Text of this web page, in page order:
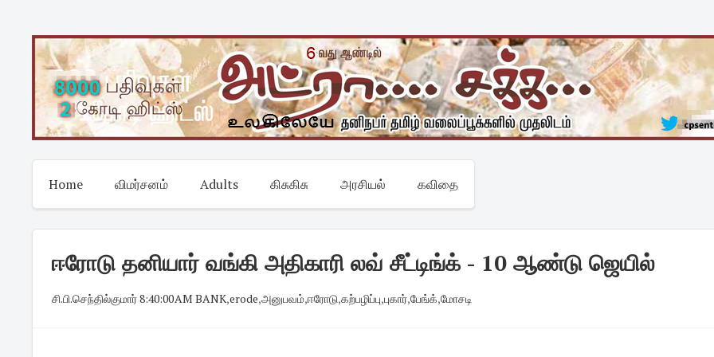
content
Home விமர்சனம் Adults கிசுகிசு அரசியல் கவிதை
ஈரோடு தனியார் வங்கி அதிகாரி லவ் சீட்டிங்க் - 10 ஆண்டு ஜெயில்
சி.பி.செந்தில்குமார்·8:40:00 AM ·BANK,erode,அனுபவம்,ஈரோடு,கற்பழிப்பு,புகார்,பேங்க்,மோசடி